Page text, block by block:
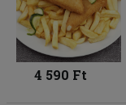
4 590 Ft